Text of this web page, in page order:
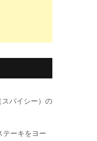
パイシー）の
テーキをヨー